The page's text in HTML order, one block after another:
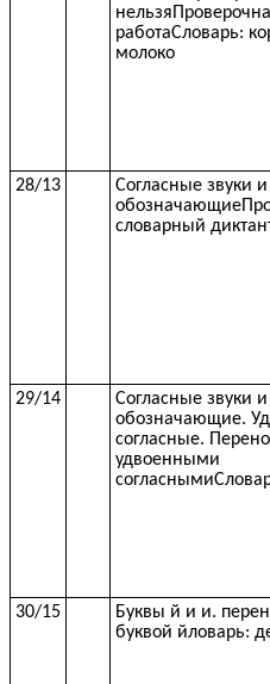
работаСловарь:
молоко
28/13
Согласные звуки
словарный
29/14
Согласные звуки
обозначающие.
согласные.
удвоенными
30/15
Буквы й и и.
буквой йловарь: